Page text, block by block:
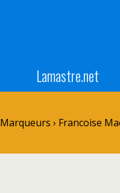
Lamastre.net
Marqueurs › Francoise